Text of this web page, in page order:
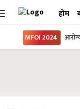
होम
MFOI 2024